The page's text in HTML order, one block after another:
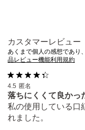
子供や認知症の方
意ください。
高温となる所、直
い。
カスタマーレビュー
あくまで個人の感想であり
品レビュー機能利用規約
4.5 匿名
落ちにくくて良かっ
私の使用している口
れました。